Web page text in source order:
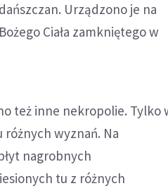
Urządzono je na
Ciała zamkniętego w
też inne nekropolie. Tylko
różnych wyznań. Na
nagrobnych
tu z różnych